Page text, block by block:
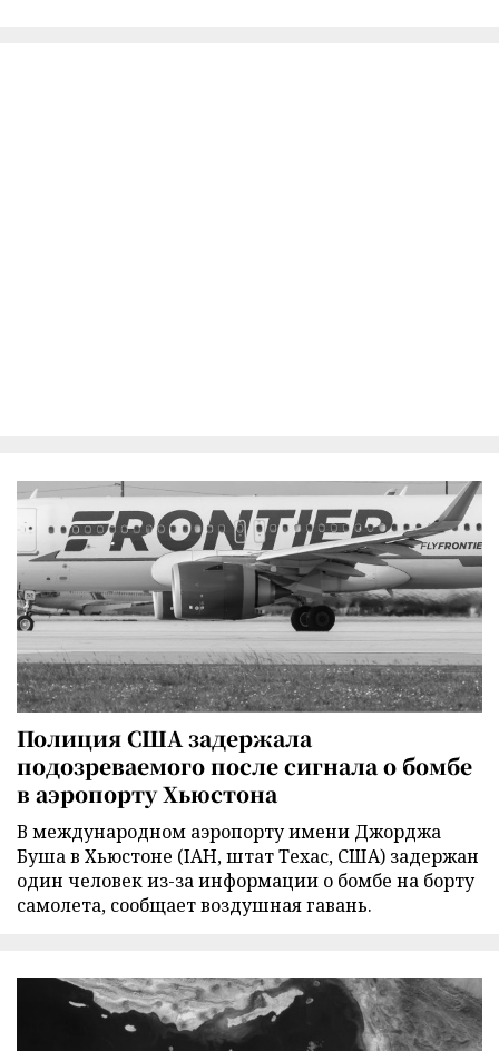
Полиция США задержала
подозреваемого после сигнала о бомбе
в аэропорту Хьюстона
В международном аэропорту имени Джорджа
Буша в Хьюстоне (IAH, штат Техас, США) задержан
один человек из-за информации о бомбе на борту
самолета, сообщает воздушная гавань.